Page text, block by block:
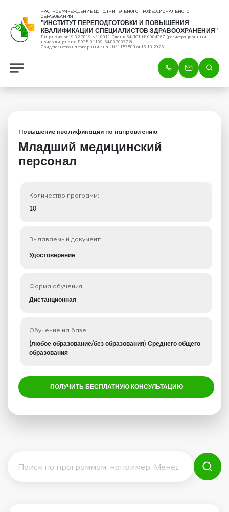
ЧАСТНОЕ УЧРЕЖДЕНИЕ ДОПОЛНИТЕЛЬНОГО ПРОФЕССИОНАЛЬНОГО
ОБРАЗОВАНИЯ
"ИНСТИТУТ ПЕРЕПОДГОТОВКИ И ПОВЫШЕНИЯ
КВАЛИФИКАЦИИ СПЕЦИАЛИСТОВ ЗДРАВООХРАНЕНИЯ"
Лицензия от 19.02.2019 № 10811 Бланк 54 ЛО1 № 0004367 (регистрационный
номер лицензии Л035-01199-54/00209772)
Свидетельство на товарный знак № 1157588 от 16.10.2025
Повышение квалификации по направлению
Младший медицинский
персонал
Количество программ:
10
Выдаваемый документ:
Удостоверение
Форма обучения:
Дистанционная
Обучение на базе:
(любое образование/без образования) Среднего общего
образования
ПОЛУЧИТЬ БЕСПЛАТНУЮ КОНСУЛЬТАЦИЮ